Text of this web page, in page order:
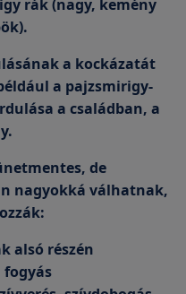
rák (nagy, kemény
a kockázatát
a pajzsmirigy-
a családban, a
de
nagyokká válhatnak,
alsó részén